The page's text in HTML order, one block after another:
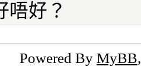
唔好？
Powered By MyBB